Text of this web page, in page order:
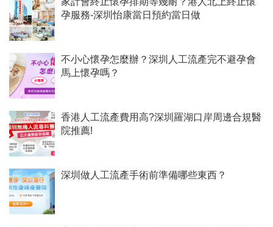
孕服務-深圳怡康當日預約當日做
不小心懷孕怎麼辦？深圳人工流產完不避孕會
馬上懷孕嗎？
香港人工流產費用高?深圳羅湖口岸周邊合規醫
院推薦!
深圳做人工流產手術前準備哪些東西？